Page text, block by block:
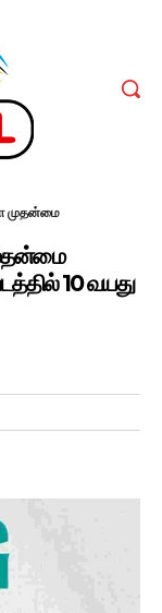
முதன்மை
10 வயது